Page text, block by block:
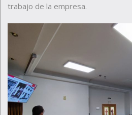
trabajo de la empresa.